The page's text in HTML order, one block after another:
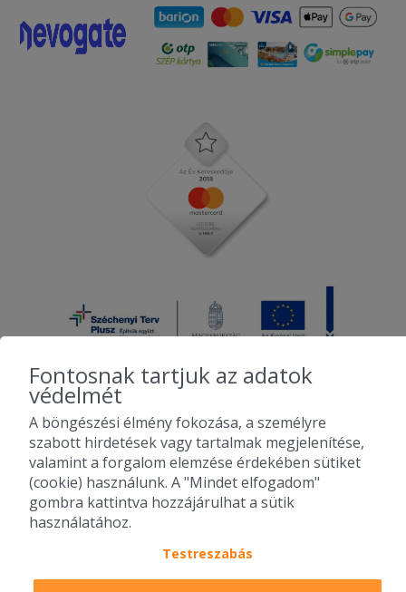
2010-2026 Copyright - Falatozz.hu - Diston-line Kft.
Pizza, gyros, hamburger, menük kedvező áron, egy helyen az összes
étterem ajánlata.
Fontosnak tartjuk az adatok
védelmét
A böngészési élmény fokozása, a személyre
szabott hirdetések vagy tartalmak megjelenítése,
valamint a forgalom elemzése érdekében sütiket
(cookie) használunk. A "Mindet elfogadom"
gombra kattintva hozzájárulhat a sütik
használatához.
Testreszabás